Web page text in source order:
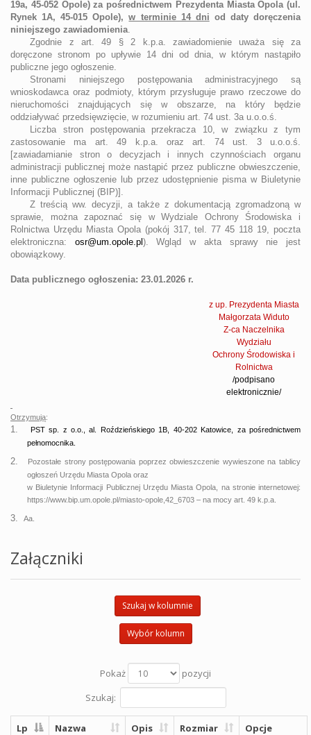
19a, 45-052 Opole) za pośrednictwem Prezydenta Miasta Opola (ul.
Rynek 1A, 45-015 Opole), w terminie 14 dni od daty doręczenia
niniejszego zawiadomienia.
Zgodnie z art. 49 § 2 k.p.a. zawiadomienie uważa się za
doręczone stronom po upływie 14 dni od dnia, w którym nastąpiło
publiczne jego ogłoszenie.
Stronami niniejszego postępowania administracyjnego są
wnioskodawca oraz podmioty, którym przysługuje prawo rzeczowe do
nieruchomości znajdujących się w obszarze, na który będzie
oddziaływać przedsięwzięcie, w rozumieniu art. 74 ust. 3a u.o.o.ś.
Liczba stron postępowania przekracza 10, w związku z tym
zastosowanie ma art. 49 k.p.a. oraz art. 74 ust. 3 u.o.o.ś.
[zawiadamianie stron o decyzjach i innych czynnościach organu
administracji publicznej może nastąpić przez publiczne obwieszczenie,
inne publiczne ogłoszenie lub przez udostępnienie pisma w Biuletynie
Informacji Publicznej (BIP)].
Z treścią ww. decyzji, a także z dokumentacją zgromadzoną w
sprawie, można zapoznać się w Wydziale Ochrony Środowiska i
Rolnictwa Urzędu Miasta Opola (pokój 317, tel. 77 45 118 19, poczta
elektroniczna:
osr@um.opole.pl ). Wgląd w akta sprawy nie jest
obowiązkowy.
Data publicznego ogłoszenia: 23.01.2026 r.
z up. Prezydenta Miasta
Małgorzata Widuto
Z-ca Naczelnika
Wydziału
Ochrony Środowiska i
Rolnictwa
/podpisano
elektronicznie/
Otrzymują:
1.
PST sp. z o.o., al. Roździeńskiego 1B, 40-202 Katowice, za pośrednictwem
pełnomocnika.
2.
Pozostałe strony postępowania poprzez obwieszczenie wywieszone na tablicy
ogłoszeń Urzędu Miasta Opola oraz
w Biuletynie Informacji Publicznej Urzędu Miasta Opola, na stronie internetowej:
https://www.bip.um.opole.pl/miasto-opole,42_6703 – na mocy art. 49 k.p.a.
3. Aa.
Załączniki
Szukaj w kolumnie
Wybór kolumn
Pokaż
pozycji
Szukaj:
Lp Nazwa Opis Rozmiar Opcje